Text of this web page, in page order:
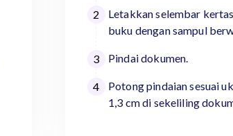
2
Letakkan selembar
buku dengan sampul
3 Pindai dokumen.
4
Potong pindaian sesuai
1,3 cm di sekeliling